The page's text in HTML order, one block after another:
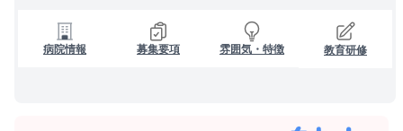
病院情報 募集要項 雰囲気・特徴 教育研修